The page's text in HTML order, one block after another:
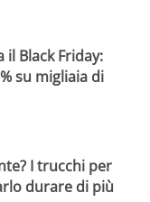
il Black Friday:
su migliaia di
I trucchi per
durare di più